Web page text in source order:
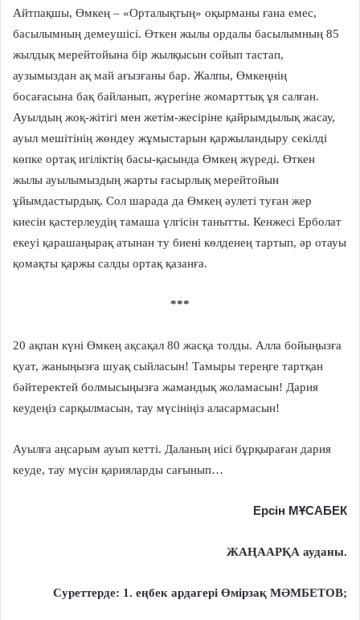
Айтпақшы, Өмкең – «Орталықтың» оқырманы ғана емес,
басылымның демеушісі. Өткен жылы ордалы басылымның 85
жылдық мерейтойына бір жылқысын сойып тастап,
аузымыздан ақ май ағызғаны бар. Жалпы, Өмкеңнің
босағасына бақ байланып, жүрегіне жомарттық ұя салған.
Ауылдың жоқ-жітігі мен жетім-жесіріне қайрымдылық жасау,
ауыл мешітінің жөндеу жұмыстарын қаржыландыру секілді
көпке ортақ игіліктің басы-қасында Өмкең жүреді. Өткен
жылы ауылымыздың жарты ғасырлық мерейтойын
ұйымдастырдық. Сол шарада да Өмкең әулеті туған жер
киесін қастерлеудің тамаша үлгісін танытты. Кенжесі Ерболат
екеуі қарашаңырақ атынан ту биені көлденең тартып, әр отауы
қомақты қаржы салды ортақ қазанға.
***
20 ақпан күні Өмкең ақсақал 80 жасқа толды. Алла бойыңызға
қуат, жаныңызға шуақ сыйласын! Тамыры тереңге тартқан
бәйтеректей болмысыңызға жамандық жоламасын! Дария
кеудеңіз сарқылмасын, тау мүсініңіз аласармасын!
Ауылға аңсарым ауып кетті. Даланың иісі бұрқыраған дария
кеуде, тау мүсін қарияларды сағынып…
Ерсін МҰСАБЕК
ЖАҢААРҚА ауданы.
Суреттерде: 1. еңбек ардагері Өмірзақ МӘМБЕТОВ;